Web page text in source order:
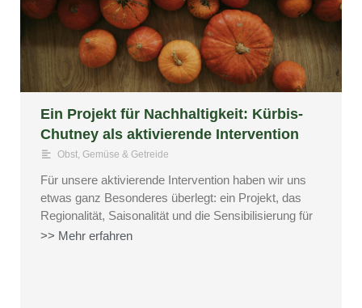
Ein Projekt für Nachhaltigkeit: Kürbis-
Chutney als aktivierende Intervention
Obst, Gemüse & Getreide
Für unsere aktivierende Intervention haben wir uns
etwas ganz Besonderes überlegt: ein Projekt, das
Regionalität, Saisonalität und die Sensibilisierung für
>> Mehr erfahren